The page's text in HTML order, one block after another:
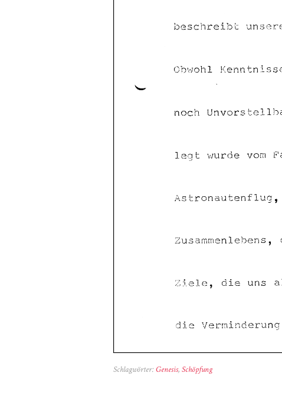
Schlagwörter: Genesis, Schöpfung